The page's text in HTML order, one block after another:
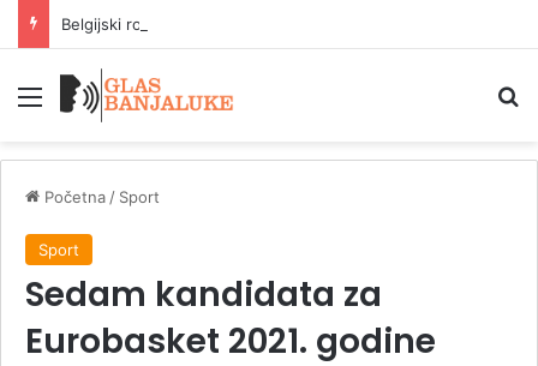
Belgijski ronilac pronašao flašu Ginis piva kod Dovera
Meni
Početna / Sport
Sport
Sedam kandidata za
Eurobasket 2021. godine